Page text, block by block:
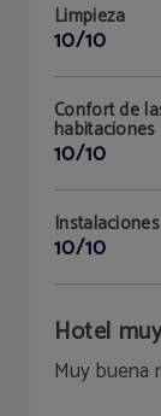
Limpieza
10/10
Confort de
habitaciones
10/10
10/10
Hotel
Muy buena